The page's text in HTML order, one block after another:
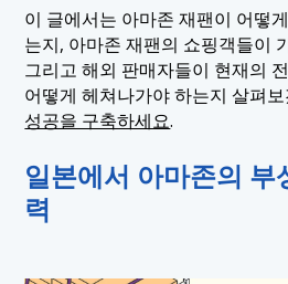
7.5 빠른 비교표
7.6 아마존 재팬을 선택해야 하
례가 주는 교훈
10. IGNITE와 파트너십을 맺고
가속화하세요
이 글에서는 아마존 재팬이 어떻
는지, 아마존 재팬의 쇼핑객들이
그리고 해외 판매자들이 현재의
어떻게 헤쳐나가야 하는지 살펴
성공을 구축하세요.
일본에서 아마존의 부
력